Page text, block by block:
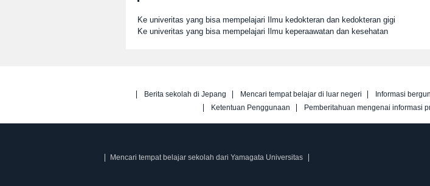
Ke univeritas yang bisa mempelajari Ilmu kedokteran dan kedokteran gigi
Ke univeritas yang bisa mempelajari Ilmu keperaawatan dan kesehatan
Berita sekolah di Jepang Mencari tempat belajar di luar negeri Informasi
Ketentuan Penggunaan
Pemberitahuan mengenai informasi
Mencari tempat belajar sekolah dari Yamagata Universitas